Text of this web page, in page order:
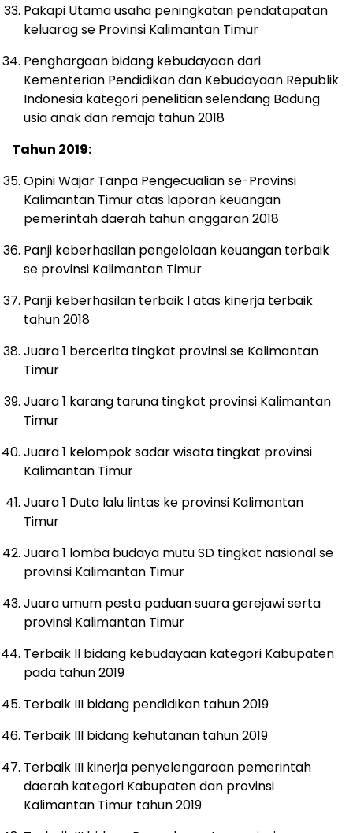
Pakapi Utama usaha peningkatan pendatapatan
keluarag se Provinsi Kalimantan Timur
Penghargaan bidang kebudayaan dari
Kementerian Pendidikan dan Kebudayaan Republik
Indonesia kategori penelitian selendang Badung
usia anak dan remaja tahun 2018
Tahun 2019:
Opini Wajar Tanpa Pengecualian se-Provinsi
Kalimantan Timur atas laporan keuangan
pemerintah daerah tahun anggaran 2018
Panji keberhasilan pengelolaan keuangan terbaik
se provinsi Kalimantan Timur
Panji keberhasilan terbaik I atas kinerja terbaik
tahun 2018
Juara 1 bercerita tingkat provinsi se Kalimantan
Timur
Juara 1 karang taruna tingkat provinsi Kalimantan
Timur
Juara 1 kelompok sadar wisata tingkat provinsi
Kalimantan Timur
Juara 1 Duta lalu lintas ke provinsi Kalimantan
Timur
Juara 1 lomba budaya mutu SD tingkat nasional se
provinsi Kalimantan Timur
Juara umum pesta paduan suara gerejawi serta
provinsi Kalimantan Timur
Terbaik II bidang kebudayaan kategori Kabupaten
pada tahun 2019
Terbaik III bidang pendidikan tahun 2019
Terbaik III bidang kehutanan tahun 2019
Terbaik III kinerja penyelengaraan pemerintah
daerah kategori Kabupaten dan provinsi
Kalimantan Timur tahun 2019